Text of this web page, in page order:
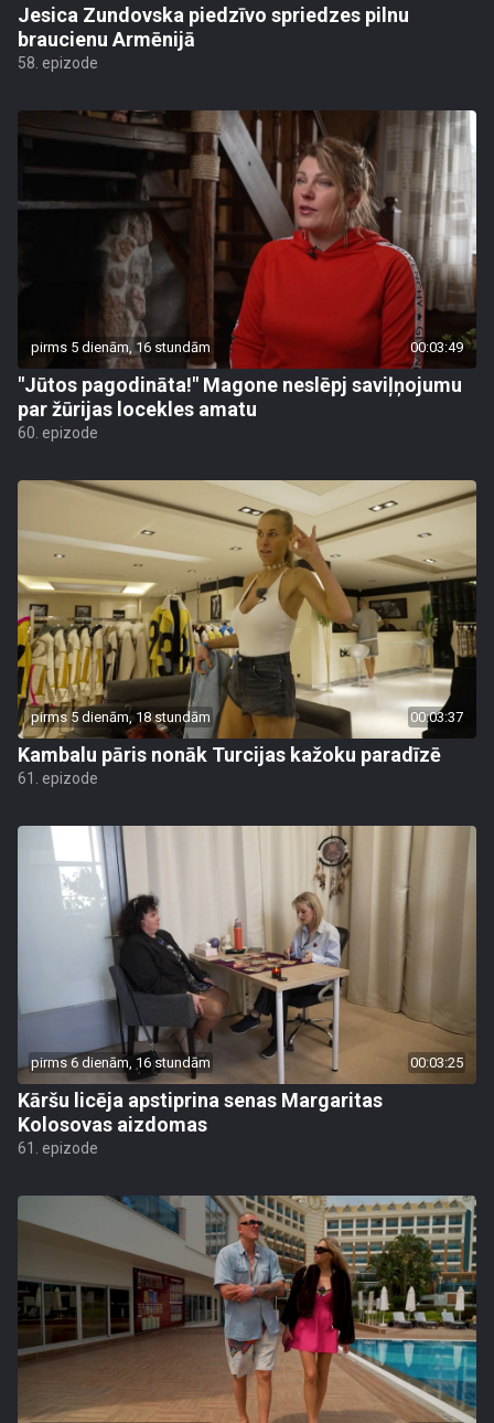
Jesica Zundovska piedzīvo spriedzes pilnu
braucienu Armēnijā
58. epizode
pirms 5 dienām, 16 stundām 00:03:49
"Jūtos pagodināta!" Magone neslēpj saviļņojumu
par žūrijas locekles amatu
60. epizode
pirms 5 dienām, 18 stundām 00:03:37
Kambalu pāris nonāk Turcijas kažoku paradīzē
61. epizode
pirms 6 dienām, 16 stundām 00:03:25
Kāršu licēja apstiprina senas Margaritas
Kolosovas aizdomas
61. epizode